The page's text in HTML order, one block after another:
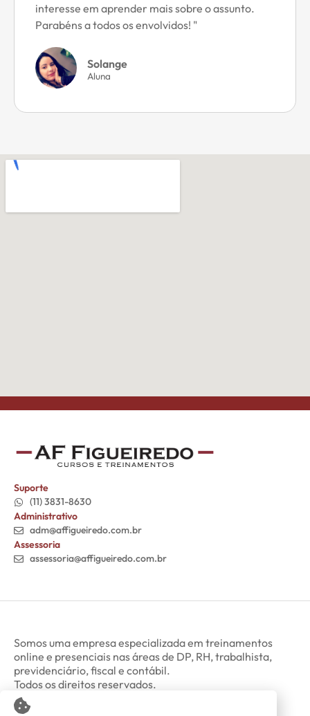
interesse em aprender mais sobre o assunto.
Parabéns a todos os envolvidos! "
Solange
Aluna
Suporte
(11) 3831-8630
Administrativo
adm@affigueiredo.com.br
Assessoria
assessoria@affigueiredo.com.br
Somos uma empresa especializada em treinamentos
online e presenciais nas áreas de DP, RH, trabalhista,
previdenciário, fiscal e contábil.
Todos os direitos reservados.